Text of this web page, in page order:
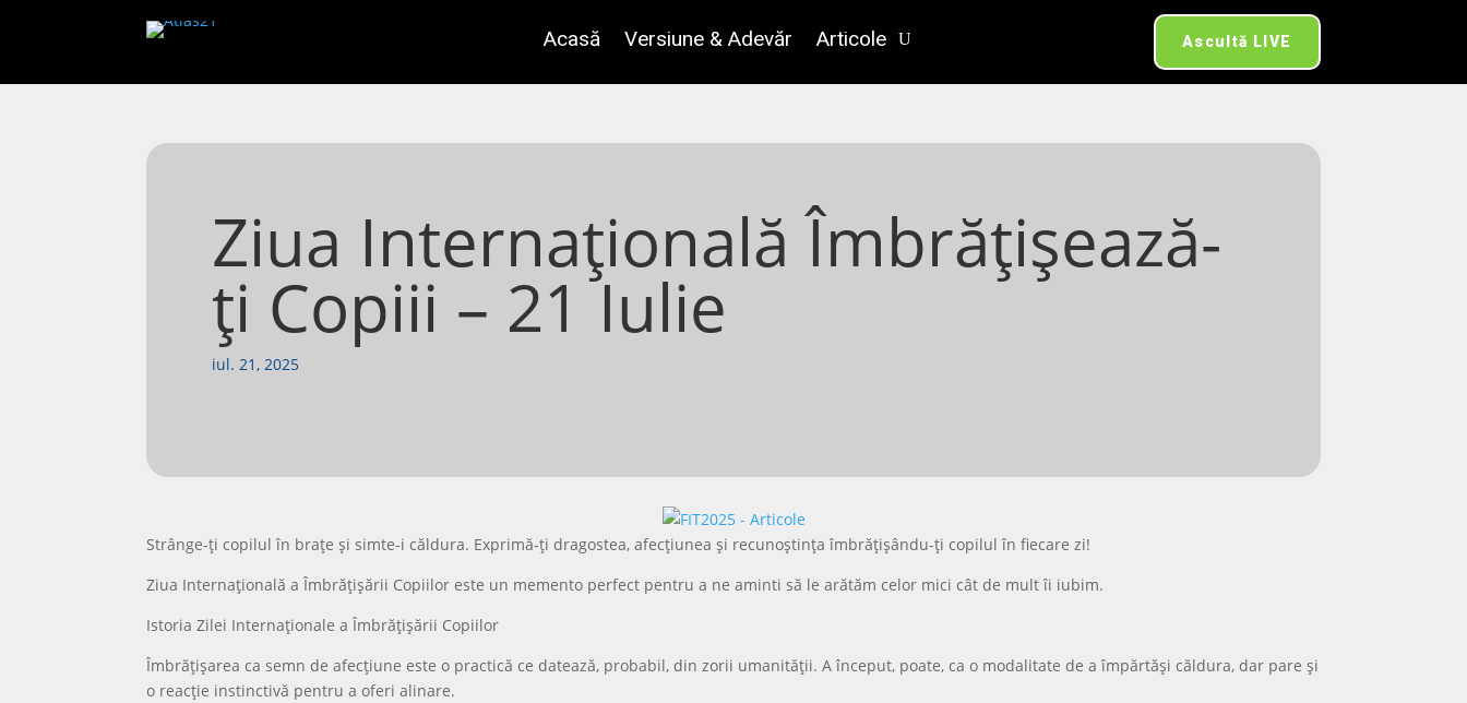
Acasă Versiune & Adevăr Articole Ascultă LIVE
Ziua Internațională Îmbrățișează-
ți Copiii – 21 Iulie
iul. 21, 2025
Strânge-ți copilul în brațe și simte-i căldura. Exprimă-ți dragostea, afecțiunea și recunoștința îmbrățișându-ți copilul în fiecare zi!
Ziua Internațională a Îmbrățișării Copiilor este un memento perfect pentru a ne aminti să le arătăm celor mici cât de mult îi iubim.
Istoria Zilei Internaționale a Îmbrățișării Copiilor
Îmbrățișarea ca semn de afecțiune este o practică ce datează, probabil, din zorii umanității. A început, poate, ca o modalitate de a împărtăși căldura, dar pare și
o reacție instinctivă pentru a oferi alinare.